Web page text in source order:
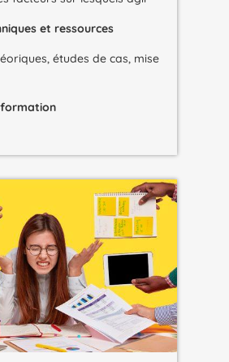
et ressources
études de cas, mise